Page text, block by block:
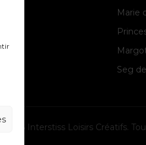
Marie
Seg
© 2026 Interstiss Loisirs Créatifs.